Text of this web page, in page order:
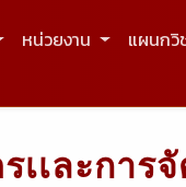
หน่วยงาน แผนกวิ
เละการจั